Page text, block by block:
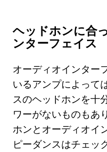
ヘッドホンに合
ンターフェイス
オーディオインター
いるアンプによって
スのヘッドホンを十
ワーがないものもあ
ホンとオーディオイ
ピーダンスはチェッ